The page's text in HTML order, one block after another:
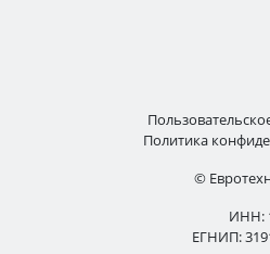
Политика
©
ИНН:
ЕГНИП: